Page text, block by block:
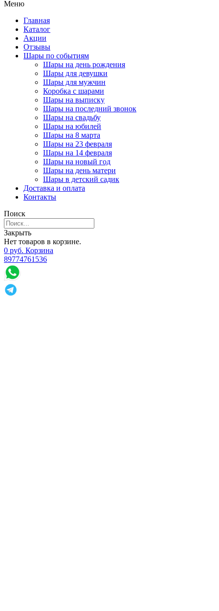
Меню
Главная
Каталог
Акции
Отзывы
Шары по событиям
Шары на день рождения
Шары для девушки
Шары для мужчин
Коробка с шарами
Шары на выписку
Шары на последний звонок
Шары на свадьбу
Шары на юбилей
Шары на 8 марта
Шары на 23 февраля
Шары на 14 февраля
Шары на новый год
Шары на день матери
Шары в детский садик
Доставка и оплата
Контакты
Поиск
Закрыть
Нет товаров в корзине.
0 руб. Корзина
89774761536